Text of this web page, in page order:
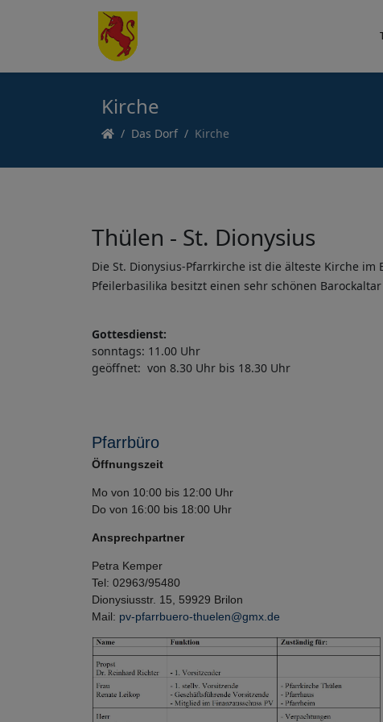
Kirche
Das Dorf Kirche
Thülen - St. Dionysius
Die St. Dionysius-Pfarrkirche ist die älteste Kirche
Pfeilerbasilika besitzt einen sehr schönen
Gottesdienst:
sonntags: 11.00 Uhr
geöffnet: von 8.30 Uhr bis 18.30 Uhr
Pfarrbüro
Öffnungszeit
Mo von 10:00 bis 12:00 Uhr
Do von 16:00 bis 18:00 Uhr
Ansprechpartner
Petra Kemper
Tel: 02963/95480
Dionysiusstr. 15, 59929 Brilon
Mail: pv-pfarrbuero-thuelen@gmx.de